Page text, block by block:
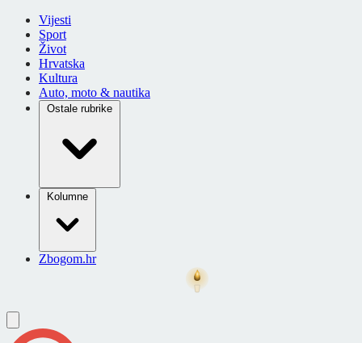
Vijesti
Sport
Život
Hrvatska
Kultura
Auto, moto & nautika
Ostale rubrike
Kolumne
Zbogom.hr